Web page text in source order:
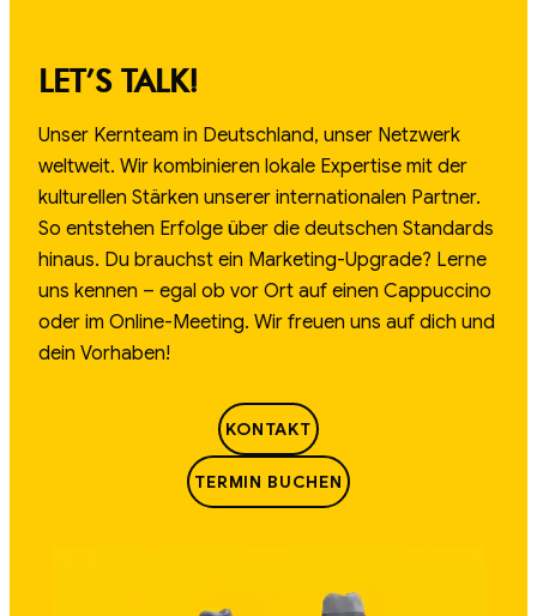
LET’S TALK!
Unser Kernteam in Deutschland, unser Netzwerk
weltweit. Wir kombinieren lokale Expertise mit der
kulturellen Stärken unserer internationalen Partner.
So entstehen Erfolge über die deutschen Standards
hinaus. Du brauchst ein Marketing-Upgrade? Lerne
uns kennen – egal ob vor Ort auf einen Cappuccino
oder im Online-Meeting. Wir freuen uns auf dich und
dein Vorhaben!
KONTAKT
TERMIN BUCHEN